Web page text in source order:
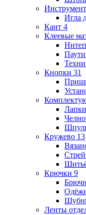
Игла
Кант 4
Клеевые
Кнопки 31
Лапки
Кружево 13
Крючки 9
Ленты